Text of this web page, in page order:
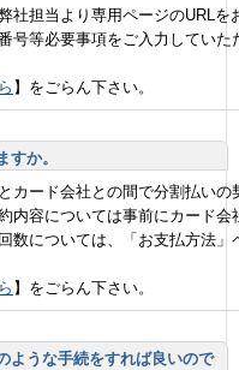
社担当より専用ページのURLを
号等必要事項をご入力していた
】をごらん下さい。
か。
カード会社との間で分割払いの
内容については事前にカード会
数については、「お支払方法」
】をごらん下さい。
ような手続をすれば良いので